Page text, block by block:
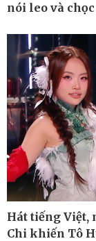
Ô tô
Xe máy
Tư vấn
nói leo và
Hát tiếng Việt,
Chi khiến Tô